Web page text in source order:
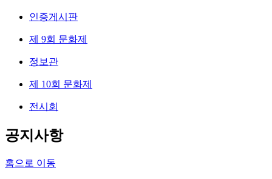
인증게시판
제 9회 문화제
정보관
제 10회 문화제
전시회
공지사항
홈으로 이동